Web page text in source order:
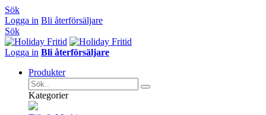
Sök
Logga in Bli återförsäljare
Sök
Logga in Bli återförsäljare
Produkter
Kategorier